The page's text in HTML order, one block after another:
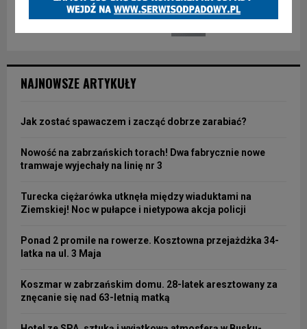
NAJNOWSZE ARTYKUŁY
Jak zostać spawaczem i zacząć dobrze zarabiać?
Nowość na zabrzańskich torach! Dwa fabrycznie nowe
tramwaje wyjechały na linię nr 3
Turecka ciężarówka utknęła między wiaduktami na
Ziemskiej! Noc w pułapce i nietypowa akcja policji
Ponad 2 promile na rowerze. Kosztowna przejażdżka 34-
latka na ul. 3 Maja
Koszmar w zabrzańskim domu. 28-latek aresztowany za
znęcanie się nad 63-letnią matką